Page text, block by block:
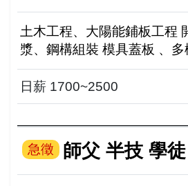
土木工程、大陽能鋪板工程
漿、鋼構組裝 模具蓋板 、多
泥作)開挖土木居多 桃園以
08:00-12:00(中午休1小時
日薪 1700~2500
急徵 師父 半技 學徒